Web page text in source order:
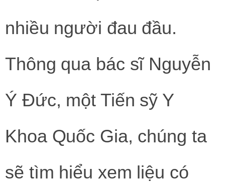
nhiều người đau đầu.
Thông qua bác sĩ Nguyễn
Ý Đức, một Tiến sỹ Y
Khoa Quốc Gia, chúng ta
sẽ tìm hiểu xem liệu có